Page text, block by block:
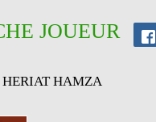
JOUEUR
HERIAT HAMZA